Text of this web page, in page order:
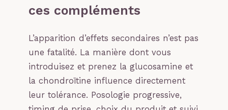
ces compléments
L’apparition d’effets secondaires n’est pas
une fatalité. La manière dont vous
introduisez et prenez la glucosamine et
la chondroïtine influence directement
leur tolérance. Posologie progressive,